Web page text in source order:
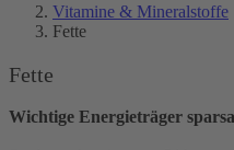
Vitamine & Mineralstoffe
Fette
Fette
Wichtige Energieträger